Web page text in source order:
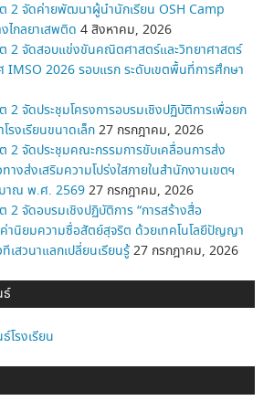
2 จัดค่ายพัฒนาผู้นำนักเรียน OSH Camp
ไกลยาเสพติด 4 สิงหาคม, 2026
2 จัดสอบแข่งขันคณิตศาสตร์และวิทยาศาสตร์
IMSO 2026 รอบแรก ระดับเขตพื้นที่การศึกษา
2 จัดประชุมโครงการอบรมเชิงปฏิบัติการเพื่อยก
รงเรียนขนาดเล็ก 27 กรกฎาคม, 2026
2 จัดประชุมคณะกรรมการขับเคลื่อนการส่ง
งส่งเสริมความโปร่งใสภายในสำนักงานเขตฯ
มาณ พ.ศ. 2569 27 กรกฎาคม, 2026
2 จัดอบรมเชิงปฏิบัติการ “การสร้างสื่อ
านิยมความซื่อสัตย์สุจริต ด้วยเทคโนโลยีปัญญา
เสวนาแลกเปลี่ยนเรียนรู้ 27 กรกฎาคม, 2026
ธ์
โรงเรียน